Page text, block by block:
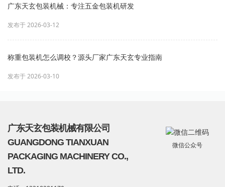
广东天玄包装机械：专注五金包装机研发
发布于 2026-03-12
称重包装机怎么调校？源头厂家广东天玄专业指南
发布于 2026-03-10
广东天玄包装机械有限公司
GUANGDONG TIANXUAN
PACKAGING MACHINERY CO.,
LTD.
微信公众号